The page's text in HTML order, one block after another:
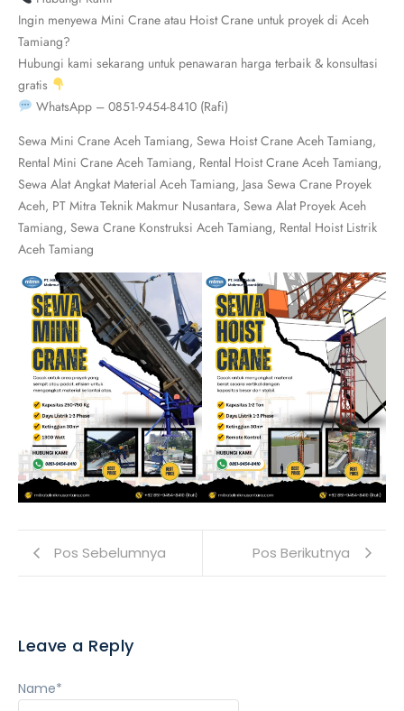
Ingin menyewa Mini Crane atau Hoist Crane untuk proyek di Aceh
Tamiang?
Hubungi kami sekarang untuk penawaran harga terbaik & konsultasi
gratis
WhatsApp – 0851-9454-8410 (Rafi)
Sewa Mini Crane Aceh Tamiang, Sewa Hoist Crane Aceh Tamiang,
Rental Mini Crane Aceh Tamiang, Rental Hoist Crane Aceh Tamiang,
Sewa Alat Angkat Material Aceh Tamiang, Jasa Sewa Crane Proyek
Aceh, PT Mitra Teknik Makmur Nusantara, Sewa Alat Proyek Aceh
Tamiang, Sewa Crane Konstruksi Aceh Tamiang, Rental Hoist Listrik
Aceh Tamiang
Pos Sebelumnya Pos Berikutnya
Leave a Reply
Name*